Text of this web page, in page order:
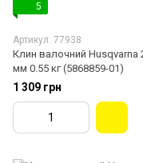
5
Артикул: 77938
Клин валочний Husqvarna
мм 0.55 кг (5868859-01)
1 309 грн